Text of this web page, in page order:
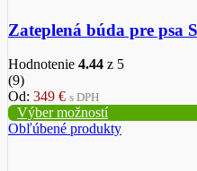
Zateplená búda pre psa
Hodnotenie 4.44 z 5
(9)
Od: 349 € s DPH
Výber možností
Obľúbené produkty